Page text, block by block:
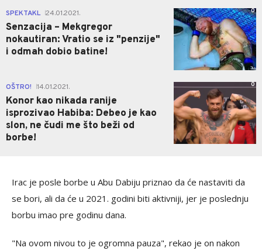
SPEKTAKL 24.01.2021.
Senzacija – Mekgregor
nokautiran: Vratio se iz "penzije"
i odmah dobio batine!
0
OŠTRO! 14.01.2021.
Konor kao nikada ranije
isprozivao Habiba: Debeo je kao
slon, ne čudi me što beži od
borbe!
0
Irac je posle borbe u Abu Dabiju priznao da će nastaviti da
se bori, ali da će u 2021. godini biti aktivniji, jer je poslednju
borbu imao pre godinu dana.
"Na ovom nivou to je ogromna pauza", rekao je on nakon